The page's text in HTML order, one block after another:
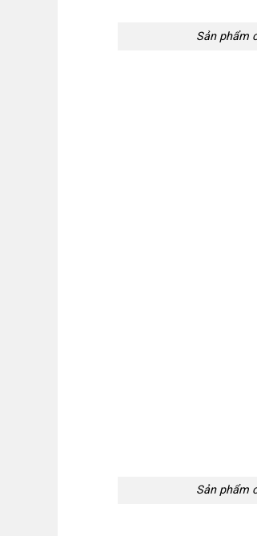
Sản phẩm
Sản phẩm